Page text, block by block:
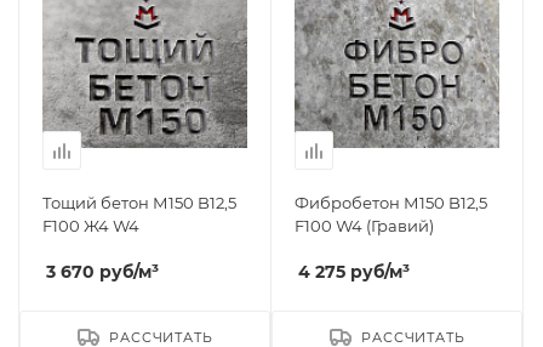
Тощий бетон М150 B12,5
F100 Ж4 W4
3 670 руб/м³
РАССЧИТАТЬ
Фибробетон М150 B12,5
F100 W4 (Гравий)
4 275 руб/м³
РАССЧИТАТЬ